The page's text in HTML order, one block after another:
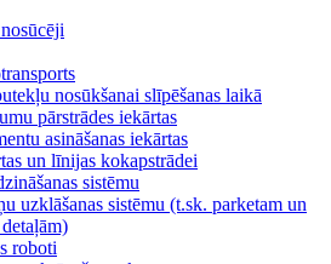
nosūkšanai slīpēšanas laikā
pārstrādes iekārtas
asināšanas iekārtas
un līnijas kokapstrādei
sistēmu
uzklāšanas sistēmu (t.sk. parketam un
roboti